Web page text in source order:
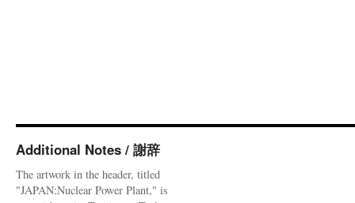
Additional Notes / 謝辞
The artwork in the header, titled
"JAPAN:Nuclear Power Plant," is